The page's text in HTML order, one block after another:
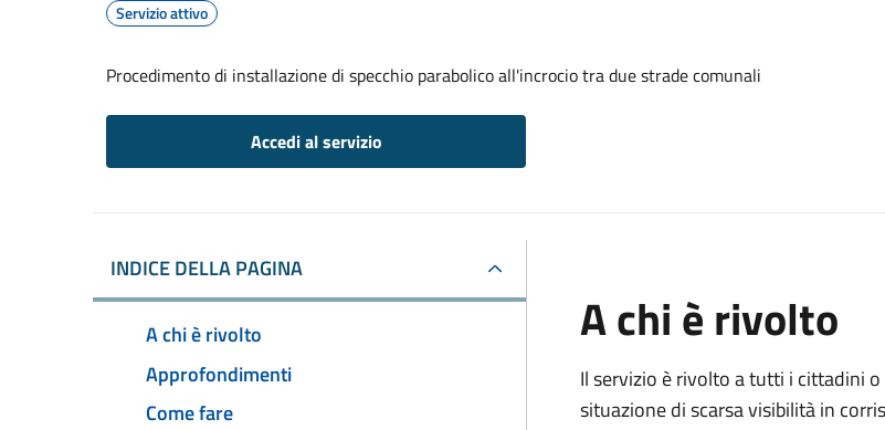
Servizio attivo
Procedimento di installazione di specchio parabolico all'incrocio tra due strade comunali
Accedi al servizio
INDICE DELLA PAGINA
A chi è rivolto
Approfondimenti
Come fare
A chi è rivolto
Il servizio è rivolto a tutti i cittadini
situazione di scarsa visibilità in